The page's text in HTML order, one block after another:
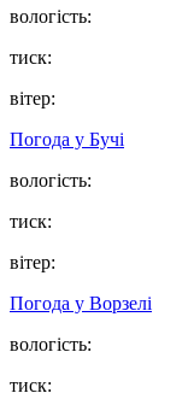
вологість:
тиск:
вітер:
Погода у Бучі
вологість:
тиск:
вітер:
Погода у Ворзелі
вологість:
тиск: